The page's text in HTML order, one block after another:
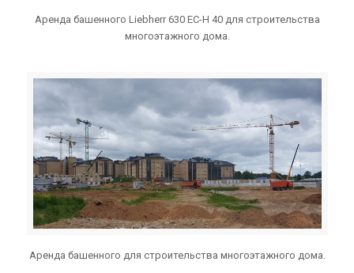
Аренда башенного Liebherr 630 EC-H 40 для строительства
многоэтажного дома.
Аренда башенного для строительства многоэтажного дома.